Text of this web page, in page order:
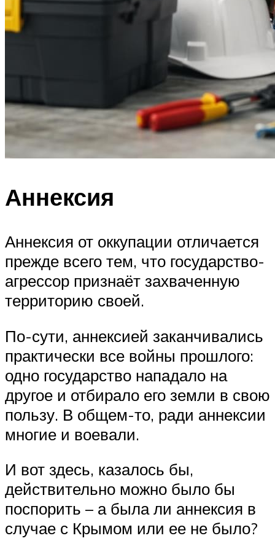
Аннексия
Аннексия от оккупации отличается
прежде всего тем, что государство-
агрессор признаёт захваченную
территорию своей.
По-сути, аннексией заканчивались
практически все войны прошлого:
одно государство нападало на
другое и отбирало его земли в свою
пользу. В общем-то, ради аннексии
многие и воевали.
И вот здесь, казалось бы,
действительно можно было бы
поспорить – а была ли аннексия в
случае с Крымом или ее не было?